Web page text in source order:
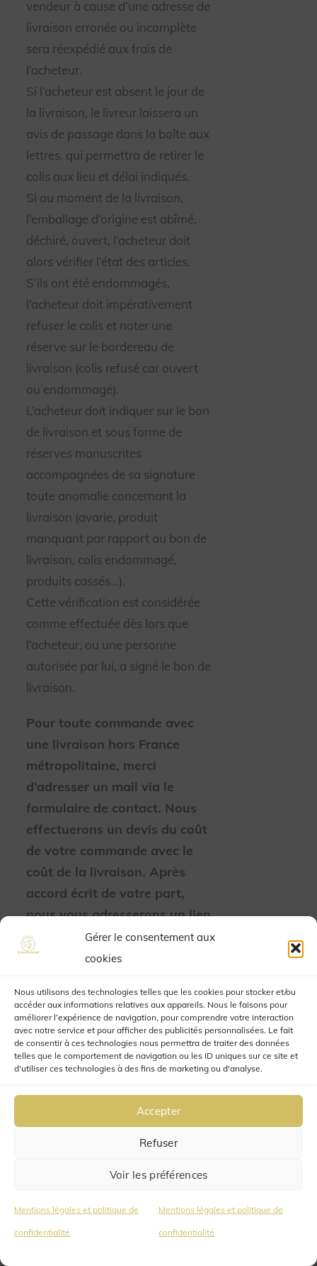
Gérer le consentement aux
cookies
Nous utilisons des technologies telles que les cookies pour stocker et/ou
accéder aux informations relatives aux appareils. Nous le faisons pour
améliorer l’expérience de navigation, pour comprendre votre interaction
avec notre service et pour afficher des publicités personnalisées. Le fait
de consentir à ces technologies nous permettra de traiter des données
telles que le comportement de navigation ou les ID uniques sur ce site et
d'utiliser ces technologies à des fins de marketing ou d'analyse.
Accepter
Refuser
Voir les préférences
Mentions légales et politique de
confidentialité
Mentions légales et politique de
confidentialité
vendeur à cause d’une adresse de
livraison erronée ou incomplète
sera réexpédié aux frais de
l’acheteur.
Si l’acheteur est absent le jour de
la livraison, le livreur laissera un
avis de passage dans la boîte aux
lettres, qui permettra de retirer le
colis aux lieu et délai indiqués.
Si au moment de la livraison,
l’emballage d’origine est abîmé,
déchiré, ouvert, l’acheteur doit
alors vérifier l’état des articles.
S’ils ont été endommagés,
l’acheteur doit impérativement
refuser le colis et noter une
réserve sur le bordereau de
livraison (colis refusé car ouvert
ou endommagé).
L’acheteur doit indiquer sur le bon
de livraison et sous forme de
réserves manuscrites
accompagnées de sa signature
toute anomalie concernant la
livraison (avarie, produit
manquant par rapport au bon de
livraison, colis endommagé,
produits cassés…).
Cette vérification est considérée
comme effectuée dès lors que
l’acheteur, ou une personne
autorisée par lui, a signé le bon de
livraison.
Pour toute commande avec
une livraison hors France
métropolitaine, merci
d’adresser un mail via le
formulaire de contact. Nous
effectuerons un devis du coût
de votre commande avec le
coût de la livraison. Après
accord écrit de votre part,
nous vous adresserons un lien
de paiement sécurisé Payplug
pour régler votre commande.
réception du règlement.
Article 8 : DROIT DE
RÉTRACTATION
Le client dispose d’un droit de
rétractation qu’il peut exercer
dans un délai de quatorze jours à
la réception la commande,
conformément à l’article L.221-18